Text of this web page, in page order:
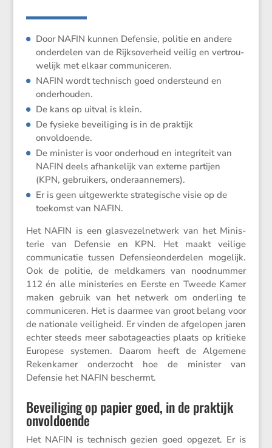
Door NAFIN kunnen Defensie, politie en andere
onder­delen van de Rijks­over­heid veilig en vertrou­
we­lijk met elkaar communiceren.
NAFIN wordt technisch goed onder­steund en
onderhouden.
De kans op uitval is klein.
De fysieke bevei­li­ging is in de praktijk
onvoldoende.
De minister is voor onder­houd en integri­teit van
NAFIN deels afhan­ke­lijk van externe partijen
(KPN, gebrui­kers, onderaannemers).
Er is geen uitge­werkte strate­gi­sche visie op de
toekomst van NAFIN.
Het NAFIN is een glasve­zel­net­werk van het Minis­
terie van Defensie en KPN. Het maakt veilige
commu­ni­catie tussen Defen­sie­on­der­delen mogelijk.
Ook de politie, de meldka­mers van noodnummer
112 én alle minis­te­ries en Eerste en Tweede Kamer
maken gebruik van het netwerk om onder­ling te
commu­ni­ceren. Het is daarmee van groot belang voor
de natio­nale veilig­heid. Er vinden de afgelopen jaren
echter steeds meer sabota­ge­ac­ties plaats op kritieke
Europese systemen. Daarom heeft de Algemene
Reken­kamer onder­zocht hoe de minister van
Defensie het NAFIN beschermt.
Beveiliging op papier goed, in de praktijk
onvoldoende
Het NAFIN is technisch gezien goed opgezet. Er is